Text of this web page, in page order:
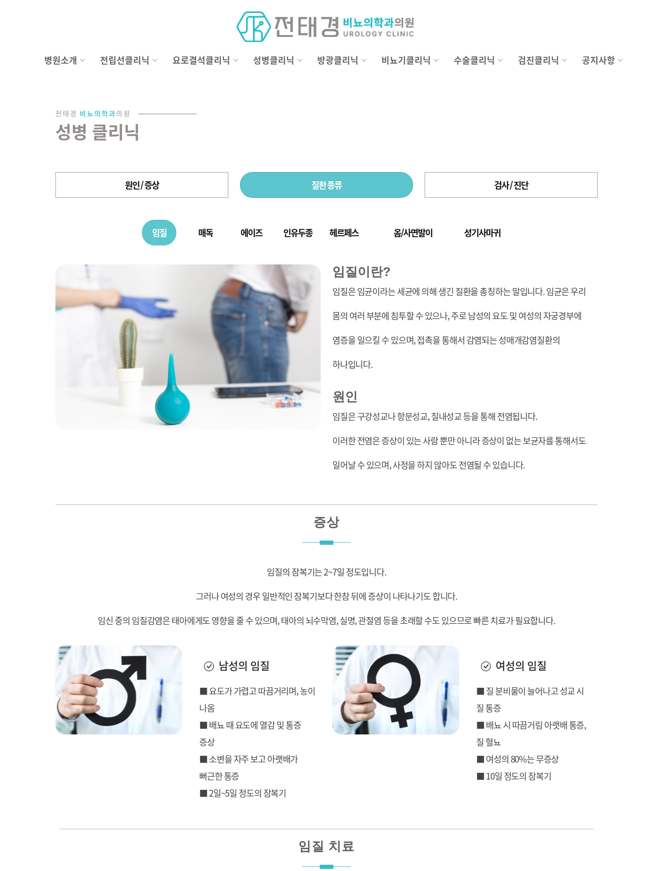
병원소개 전립선클리닉 요로결석클리닉 성병클리닉 방광클리닉 비뇨기클리닉 수술클리닉 검진클리닉 공지사항
전태경 비뇨의학과의원
성병 클리닉
원인 / 증상 질환 종류 검사 / 진단
임질 매독 에이즈 인유두종 헤르페스 옴/사면발이 성기사마귀
임질이란?
임질은 임균이라는 세균에 의해 생긴 질환을 총칭하는 말입니다. 임균은 우리
몸의 여러 부분에 침투할 수 있으나, 주로 남성의 요도 및 여성의 자궁경부에
염증을 일으킬 수 있으며, 접촉을 통해서 감염되는 성매개감염질환의
하나입니다.
원인
임질은 구강성교나 항문성교, 질내성교 등을 통해 전염됩니다.
이러한 전염은 증상이 있는 사람 뿐만 아니라 증상이 없는 보균자를 통해서도
일어날 수 있으며, 사정을 하지 않아도 전염될 수 있습니다.
증상
임질의 잠복기는 2~7일 정도입니다.
그러나 여성의 경우 일반적인 잠복기보다 한참 뒤에 증상이 나타나기도 합니다.
임신 중의 임질감염은 태아에게도 영향을 줄 수 있으며, 태아의 뇌수막염, 실명, 관절염 등을 초래할 수도 있으므로 빠른 치료가 필요합니다.
남성의 임질
■ 요도가 가렵고 따끔거리며, 농이
나옴
■ 배뇨 때 요도에 열감 및 통증
증상
■ 소변을 자주 보고 아랫배가
뻐근한 통증
■ 2일~5일 정도의 잠복기
여성의 임질
■ 질 분비물이 늘어나고 성교 시
질 통증
■ 배뇨 시 따끔거림 아랫배 통증,
질 혈뇨
■ 여성의 80%는 무증상
■ 10일 정도의 잠복기
임질 치료